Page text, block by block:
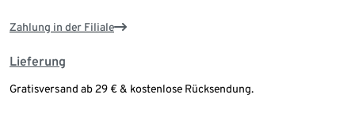
Zahlung in der Filiale
Lieferung
Gratisversand ab 29 € & kostenlose Rücksendung.